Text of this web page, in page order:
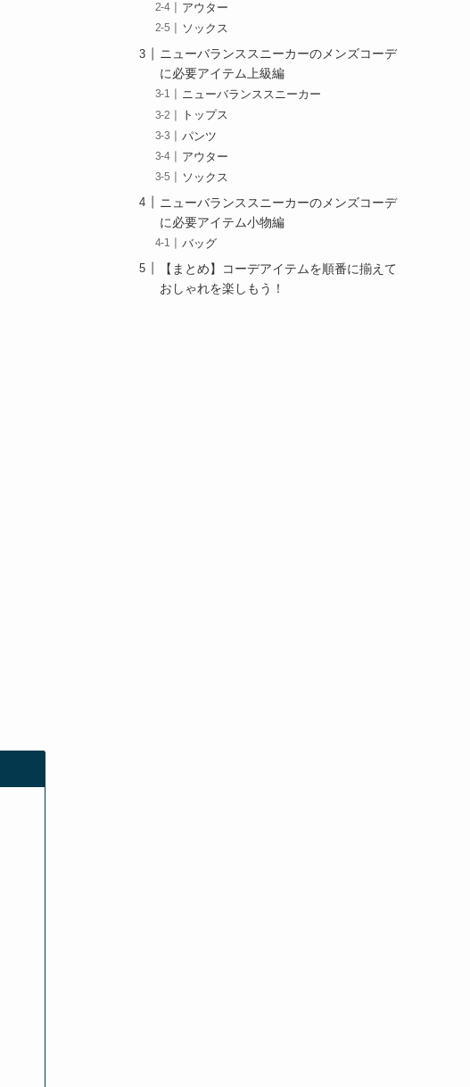
アウター
ソックス
ニューバランススニーカーのメンズコーデ
に必要アイテム上級編
ニューバランススニーカー
トップス
パンツ
アウター
ソックス
ニューバランススニーカーのメンズコーデ
に必要アイテム小物編
バッグ
【まとめ】コーデアイテムを順番に揃えて
おしゃれを楽しもう！